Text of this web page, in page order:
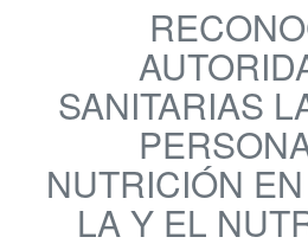
SANITARIAS
NUTRICIÓN
LA Y EL